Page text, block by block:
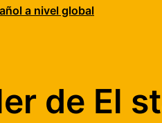
a nivel global
de El